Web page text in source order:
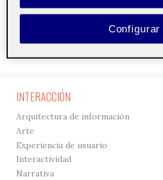
Gráficos
INTERACCIÓN
Arquitectura de información
Arte
Experiencia de usuario
Interactividad
Narrativa
Configurar